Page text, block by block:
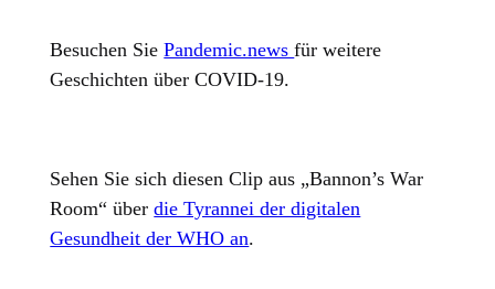
Besuchen SiePandemic.newsfür weitere
Geschichten über COVID-19.
Sehen Sie sich diesen Clip aus „Bannon’s War
Room“ überdie Tyrannei der digitalen
Gesundheit der WHO an.